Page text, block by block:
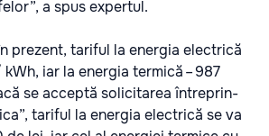
a spus expertul.
pre­zent, tari­ful la ener­gia elec­trică
iar la ener­gia ter­mică – 987
se acceptă soli­ci­ta­rea între­prin­
tari­ful la ener­gia elec­trică se va